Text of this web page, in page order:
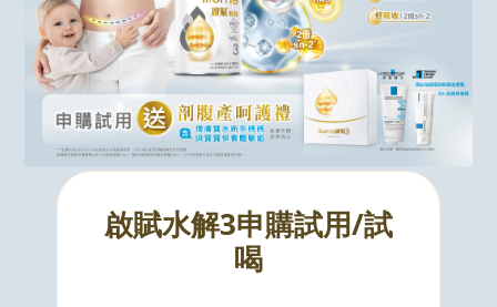
啟賦水解3申購試用/試
喝